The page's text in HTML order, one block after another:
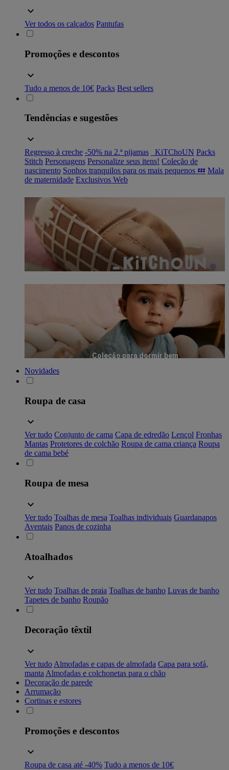
Ver todos os calçados Pantufas
Promoções e descontos
Tudo a menos de 10€ Packs Best sellers
Tendências e sugestões
Regresso à creche -50% na 2.ª pijamas _KiTChoUN Packs
Stitch Personagens Personalize seus itens! Coleção de
nascimento Sonhos tranquilos para os mais pequenos 💤 Mala
de maternidade Exclusivos Web
Coleção para dormir bem
Novidades
Roupa de casa
Ver tudo Conjunto de cama Capa de edredão Lençol Fronhas
Mantas Protetores de colchão Roupa de cama criança Roupa
de cama bebé
Roupa de mesa
Ver tudo Toalhas de mesa Toalhas individuais Guardanapos
Aventais Panos de cozinha
Atoalhados
Ver tudo Toalhas de praia Toalhas de banho Luvas de banho
Tapetes de banho Roupão
Decoração têxtil
Ver tudo Almofadas e capas de almofada Capa para sofá,
manta Almofadas e colchonetas para o chão
Decoração de parede
Arrumação
Cortinas e estores
Promoções e descontos
Roupa de casa até -40% Tudo a menos de 10€